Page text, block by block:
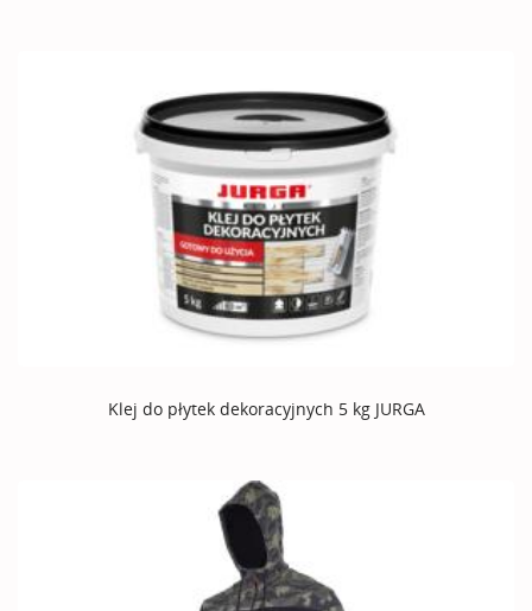
Klej do płytek dekoracyjnych 5 kg JURGA